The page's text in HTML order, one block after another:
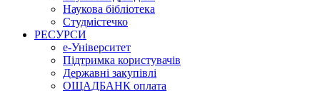
Наукова бібліотека
Студмістечко
РЕСУРСИ
е-Університет
Підтримка користувачів
Державні закупівлі
ОЩАДБАНК оплата